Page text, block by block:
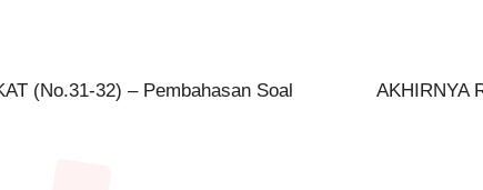
(No.31-32) – Pembahasan Soal
AKHIRNYA